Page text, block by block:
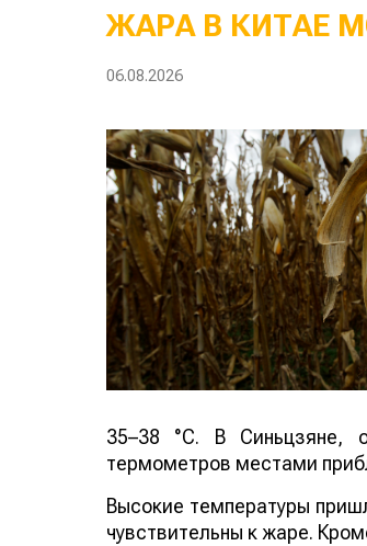
ЖАРА В КИТАЕ
06.08.2026
35–38 °C. В Синьцзяне,
термометров местами
Высокие температуры
чувствительны к жаре.